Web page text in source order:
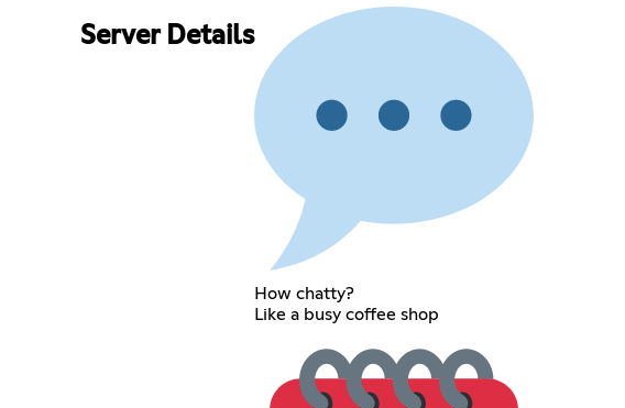
Server Details
How chatty?
Like a busy coffee shop